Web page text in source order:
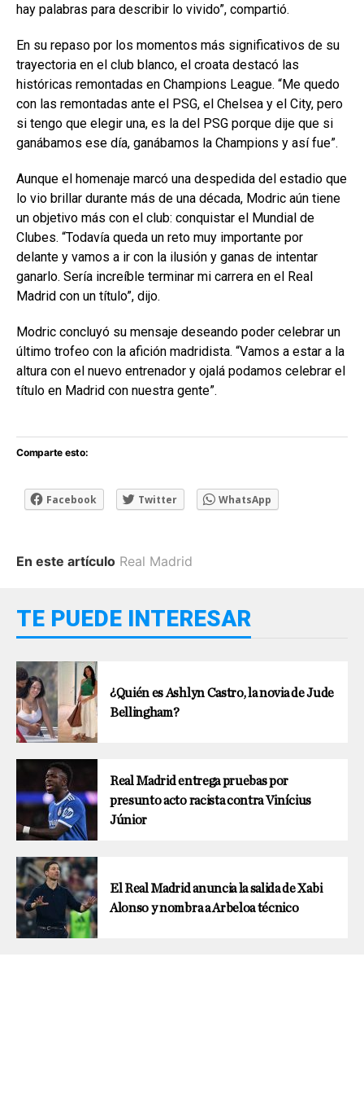
hay palabras para describir lo vivido”, compartió.
En su repaso por los momentos más significativos de su
trayectoria en el club blanco, el croata destacó las
históricas remontadas en Champions League. “Me quedo
con las remontadas ante el PSG, el Chelsea y el City, pero
si tengo que elegir una, es la del PSG porque dije que si
ganábamos ese día, ganábamos la Champions y así fue”.
Aunque el homenaje marcó una despedida del estadio que
lo vio brillar durante más de una década, Modric aún tiene
un objetivo más con el club: conquistar el Mundial de
Clubes. “Todavía queda un reto muy importante por
delante y vamos a ir con la ilusión y ganas de intentar
ganarlo. Sería increíble terminar mi carrera en el Real
Madrid con un título”, dijo.
Modric concluyó su mensaje deseando poder celebrar un
último trofeo con la afición madridista. “Vamos a estar a la
altura con el nuevo entrenador y ojalá podamos celebrar el
título en Madrid con nuestra gente”.
Comparte esto:
Facebook Twitter WhatsApp
En este artículo Real Madrid
TE PUEDE INTERESAR
¿Quién es Ashlyn Castro, la novia de Jude
Bellingham?
Real Madrid entrega pruebas por
presunto acto racista contra Vinícius
Júnior
El Real Madrid anuncia la salida de Xabi
Alonso y nombra a Arbeloa técnico